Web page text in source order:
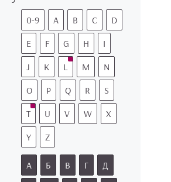
0-9 A B C
D
E
F G H
I
J
K L M
N
O
P Q R
S
T
U V W
X
Y
Z
А Б В Г
Д